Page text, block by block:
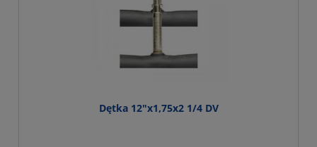
Dętka 12"x1,75x2 1/4 DV